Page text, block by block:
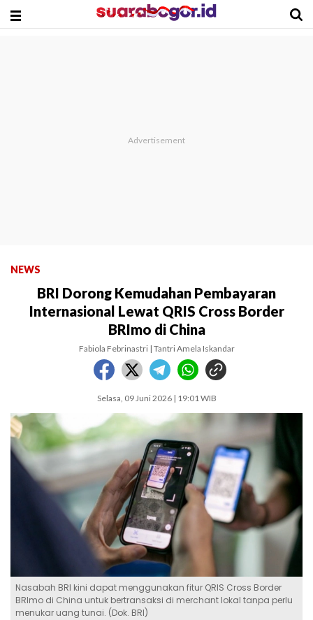
NEWS
BRI Dorong Kemudahan Pembayaran
Internasional Lewat QRIS Cross Border
BRImo di China
Fabiola Febrinastri | Tantri Amela Iskandar
Selasa, 09 Juni 2026 | 19:01 WIB
Nasabah BRI kini dapat menggunakan fitur QRIS Cross Border
BRImo di China untuk bertransaksi di merchant lokal tanpa perlu
menukar uang tunai. (Dok. BRI)